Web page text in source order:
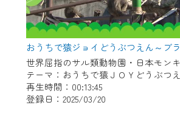
テーマ：おうちで猿ＪＯＹどうぶつ
再生時間：00:13:45
登録日：2025/03/20
＜メンテナンス情報＞
CCNetWebTVのリニューアル
ンテナンス作業を予定してい
日時 9/24 9:30～16:30